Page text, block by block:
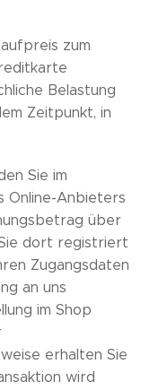
zum
Belastung
Zeitpunkt, in
Sie im
Online-Anbieters
über
Sie dort registriert
Zugangsdaten
an uns
im Shop
erhalten Sie
wird